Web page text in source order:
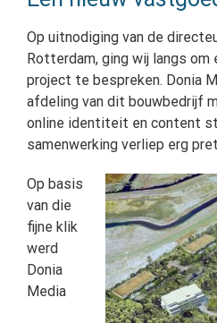
Op uitnodiging van de
Rotterdam, ging wij langs om
project te bespreken. Donia
afdeling van dit bouwbedrijf
online identiteit en content
samenwerking verliep erg
Op basis
van die
fijne klik
werd
Donia
Media